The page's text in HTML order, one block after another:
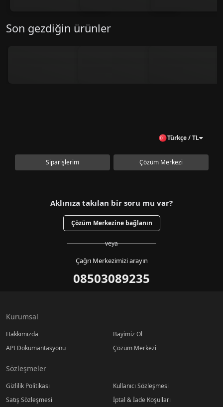
Son gezdiğin ürünler
Türkçe / TL
Siparişlerim Çözüm Merkezi
Aklınıza takılan bir soru mu var?
Çözüm Merkezine bağlanın
veya
Çağrı Merkezimizi arayın
08503089235
Kurumsal
Hakkımızda
Bayimiz Ol
API Dökümantasyonu
Çözüm Merkezi
Sözleşmeler
Gizlilik Politikası
Kullanıcı Sözleşmesi
Satış Sözleşmesi
İptal & İade Koşulları